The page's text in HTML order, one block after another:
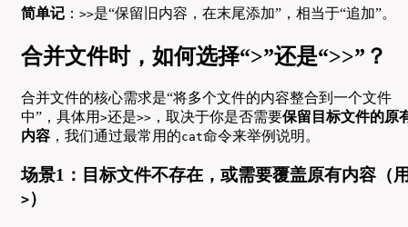
简单记 ： >>是“保留旧内容，在末尾添加”，相当于“追加”。
合并文件时，如何选择“>”还是“>>”？
合并文件的核心需求是“将多个文件的内容整合到一个文件
中”，具体用 >还是>> ，取决于你是否需要保留目标文件的原
内容 ，我们通过最常用的cat命令来举例说明。
场景1：目标文件不存在，或需要覆盖原有内容（
>）